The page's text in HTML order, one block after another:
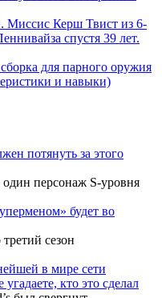
Миссис Керш Твист из 6-
спустя 39 лет.
для парного оружия
и навыки)
потянуть за этого
персонаж S-уровня
будет во
сезон
в мире сети
кто это сделал